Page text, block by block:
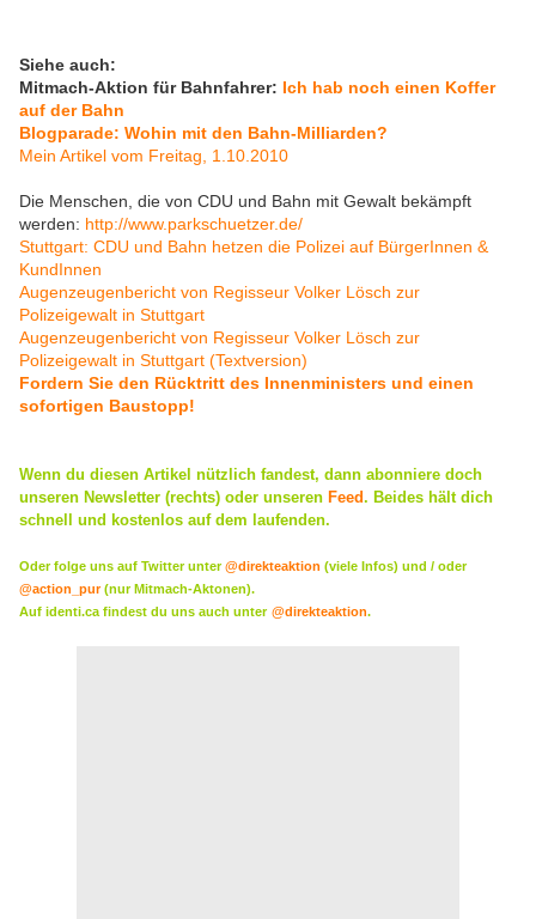
Siehe auch:
Mitmach-Aktion für Bahnfahrer: Ich hab noch einen Koffer
auf der Bahn
Blogparade: Wohin mit den Bahn-Milliarden?
Mein Artikel vom Freitag, 1.10.2010
Die Menschen, die von CDU und Bahn mit Gewalt bekämpft
werden: http://www.parkschuetzer.de/
Stuttgart: CDU und Bahn hetzen die Polizei auf BürgerInnen &
KundInnen
Augenzeugenbericht von Regisseur Volker Lösch zur
Polizeigewalt in Stuttgart
Augenzeugenbericht von Regisseur Volker Lösch zur
Polizeigewalt in Stuttgart (Textversion)
Fordern Sie den Rücktritt des Innenministers und einen
sofortigen Baustopp!
Wenn du diesen Artikel nützlich fandest, dann abonniere doch
unseren Newsletter (rechts) oder unseren Feed. Beides hält dich
schnell und kostenlos auf dem laufenden.
Oder folge uns auf Twitter unter@direkteaktion (viele Infos) und / oder
@action_pur(nur Mitmach-Aktonen).
Auf identi.ca findest du uns auch unter @direkteaktion.